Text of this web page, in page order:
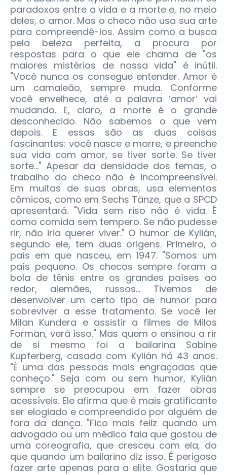
paradoxos entre a vida e a morte e, no meio
deles, o amor. Mas o checo não usa sua arte
para compreendê-los. Assim como a busca
pela beleza perfeita, a procura por
respostas para o que ele chama de "os
maiores mistérios de nossa vida" é inútil.
"Você nunca os consegue entender. Amor é
um camaleão, sempre muda. Conforme
você envelhece, até a palavra ‘amor’ vai
mudando. E, claro, a morte é o grande
desconhecido. Não sabemos o que vem
depois. E essas são as duas coisas
fascinantes: você nasce e morre, e preenche
sua vida com amor, se tiver sorte. Se tiver
sorte..." Apesar da densidade dos temas, o
trabalho do checo não é incompreensível.
Em muitas de suas obras, usa elementos
cômicos, como em Sechs Tänze, que a SPCD
apresentará. "Vida sem riso não é vida. É
como comida sem tempero. Se não pudesse
rir, não iria querer viver." O humor de Kylián,
segundo ele, tem duas origens. Primeiro, o
país em que nasceu, em 1947. "Somos um
país pequeno. Os checos sempre foram a
bola de tênis entre os grandes países ao
redor, alemães, russos... Tivemos de
desenvolver um certo tipo de humor para
sobreviver a esse tratamento. Se você ler
Milan Kundera e assistir a filmes de Milos
Forman, verá isso." Mas quem o ensinou a rir
de si mesmo foi a bailarina Sabine
Kupferberg, casada com Kylián há 43 anos.
"É uma das pessoas mais engraçadas que
conheço." Seja com ou sem humor, Kylián
sempre se preocupou em fazer obras
acessíveis. Ele afirma que é mais gratificante
ser elogiado e compreendido por alguém de
fora da dança. "Fico mais feliz quando um
advogado ou um médico fala que gostou de
uma coreografia, que cresceu com ela, do
que quando um bailarino diz isso. É perigoso
fazer arte apenas para a elite. Gostaria que